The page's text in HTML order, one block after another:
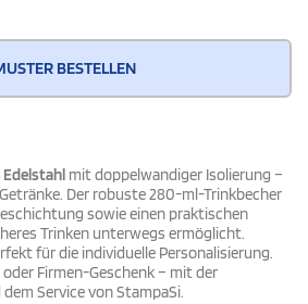
BESTELLEN
mit doppelwandiger Isolierung –
Der robuste 280-ml-Trinkbecher
sowie einen praktischen
Trinken unterwegs ermöglicht.
für die individuelle Personalisierung.
Firmen-Geschenk – mit der
Service von StampaSi.